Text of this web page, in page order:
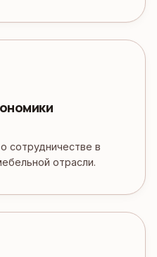
сотрудничестве в
отрасли.